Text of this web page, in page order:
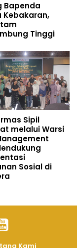
Bapenda
Kebakaran,
Tinggi
Sipil
melalui Warsi
Sosial di
Kami